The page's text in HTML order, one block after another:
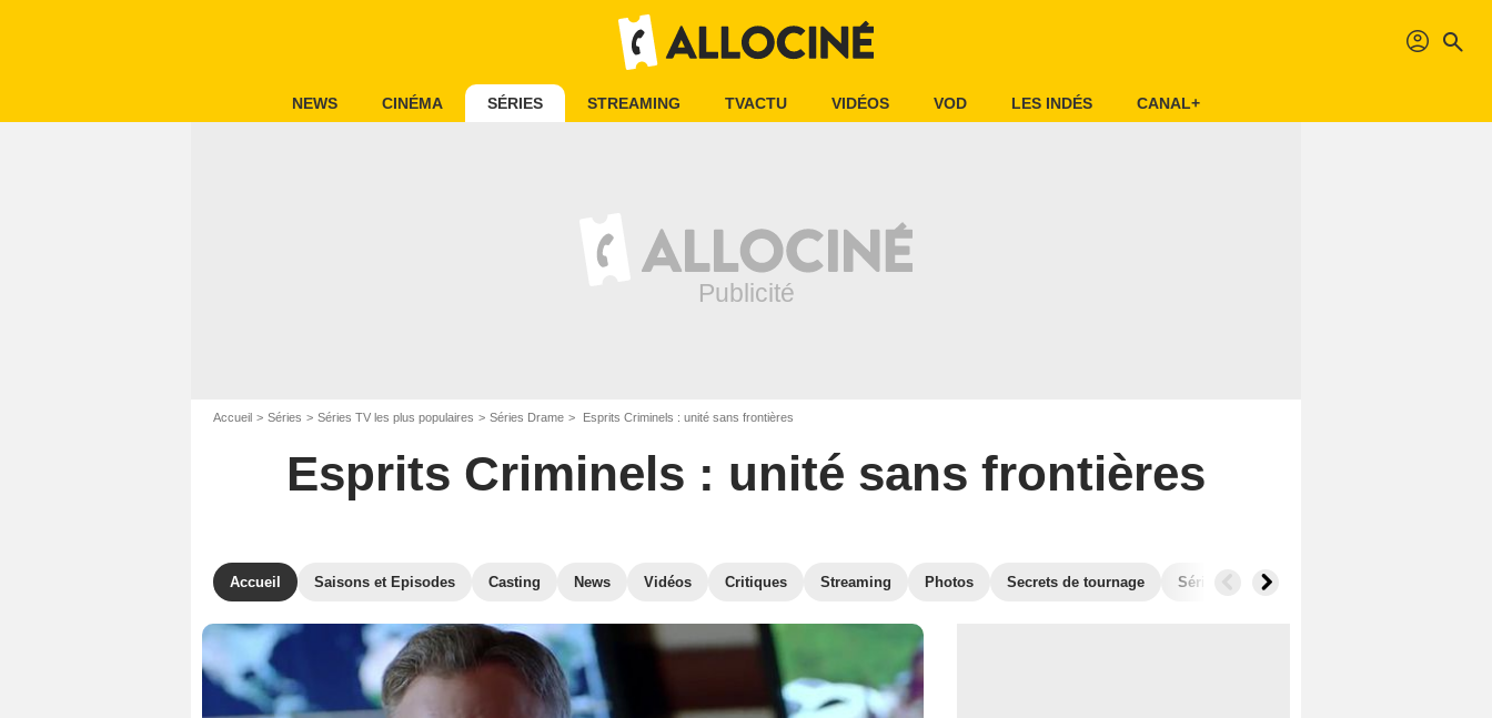
profil search
NEWS CINÉMA SÉRIES STREAMING TVACTU VIDÉOS VOD LES INDÉS CANAL+
Accueil Séries Séries TV les plus populaires Séries Drame Esprits Criminels : unité sans frontières
Esprits Criminels : unité sans frontières
Accueil Saisons et Episodes Casting News Vidéos Critiques Streaming Photos Secrets de tournage Séries similaires